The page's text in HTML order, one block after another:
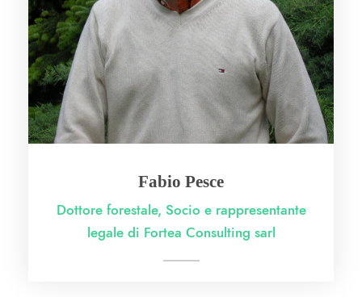
Fabio Pesce
Dottore forestale, Socio e rappresentante
legale di Fortea Consulting sarl